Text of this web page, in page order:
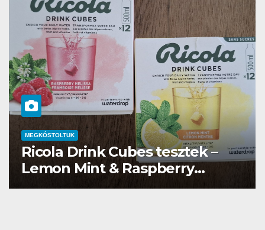
MEGKÓSTOLTUK
Waterdrop üdítő kapszula teszt